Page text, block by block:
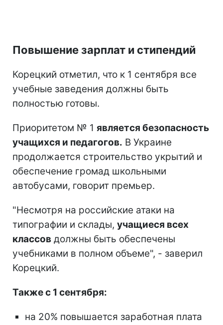
Повышение зарплат и стипендий
Корецкий отметил, что к 1 сентября все
учебные заведения должны быть
полностью готовы.
Приоритетом № 1 является безопасность
учащихся и педагогов. В Украине
продолжается строительство укрытий и
обеспечение громад школьными
автобусами, говорит премьер.
"Несмотря на российские атаки на
типографии и склады, учащиеся всех
классов должны быть обеспечены
учебниками в полном объеме", - заверил
Корецкий.
Также с 1 сентября:
на 20% повышается заработная плата